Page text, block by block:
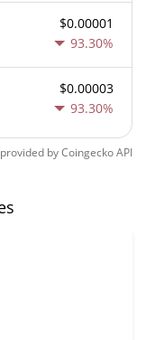
$0.00001
93.30%
$0.00003
93.30%
byCoingeckoAPI